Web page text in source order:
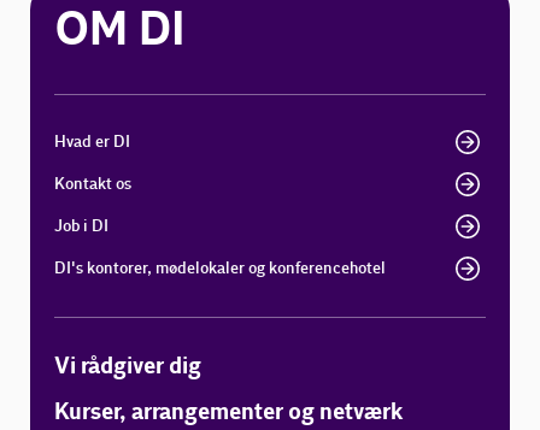
OM DI
Hvad er DI
Kontakt os
Job i DI
DI's kontorer, mødelokaler og konferencehotel
Vi rådgiver dig
Kurser, arrangementer og netværk